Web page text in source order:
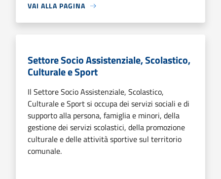
VAI ALLA PAGINA
Settore Socio Assistenziale, Scolastico,
Culturale e Sport
Il Settore Socio Assistenziale, Scolastico,
Culturale e Sport si occupa dei servizi sociali e di
supporto alla persona, famiglia e minori, della
gestione dei servizi scolastici, della promozione
culturale e delle attività sportive sul territorio
comunale.